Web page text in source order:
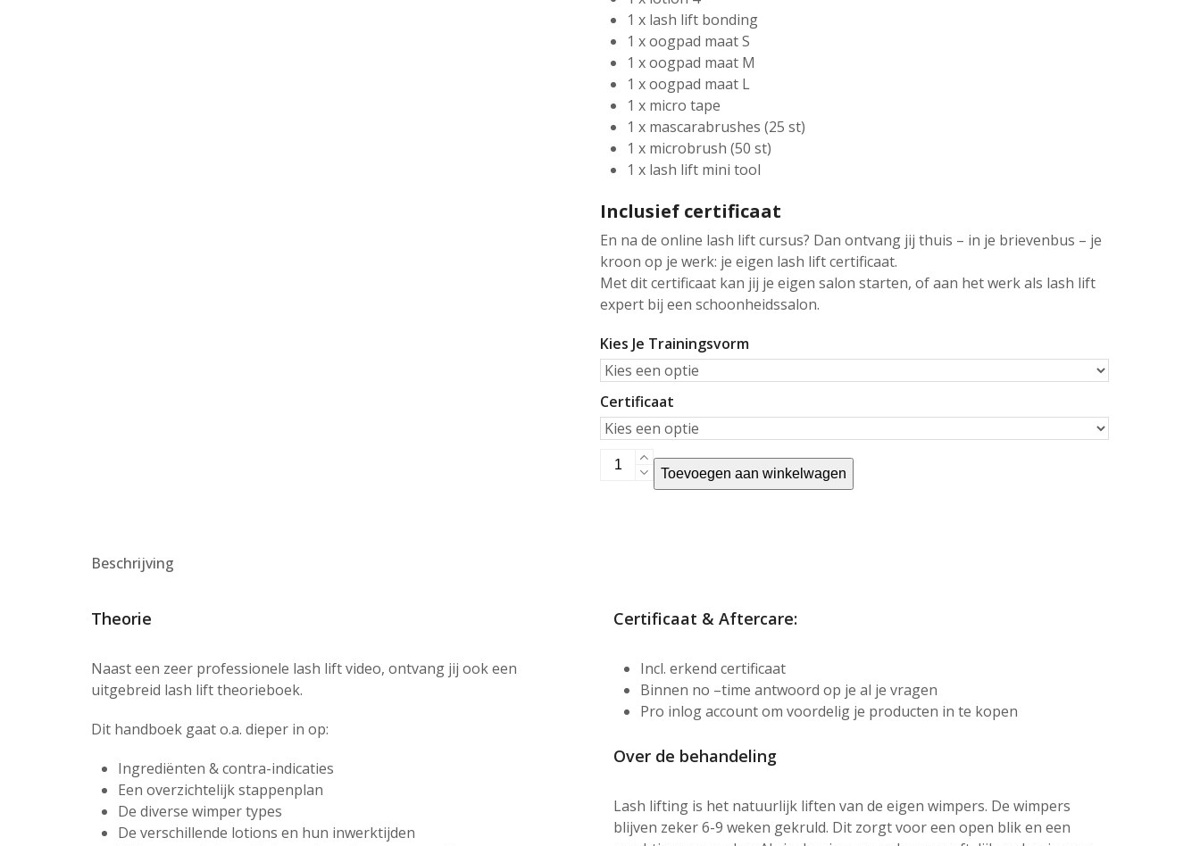
1 x lash lift bonding
1 x oogpad maat S
1 x oogpad maat M
1 x oogpad maat L
1 x micro tape
1 x mascarabrushes (25 st)
1 x microbrush (50 st)
1 x lash lift mini tool
Inclusief certificaat
En na de online lash lift cursus? Dan ontvang jij thuis – in je brievenbus – je
kroon op je werk: je eigen lash lift certificaat.
Met dit certificaat kan jij je eigen salon starten, of aan het werk als lash lift
expert bij een schoonheidssalon.
Kies Je Trainingsvorm
Certificaat
Online
Toevoegen aan winkelwagen
Beschrijving
Theorie
Naast een zeer professionele lash lift video, ontvang jij ook een
uitgebreid lash lift theorieboek.
Dit handboek gaat o.a. dieper in op:
Ingrediënten & contra-indicaties
Een overzichtelijk stappenplan
De diverse wimper types
De verschillende lotions en hun inwerktijden
Certificaat & Aftercare:
Incl. erkend certificaat
Binnen no –time antwoord op je al je vragen
Pro inlog account om voordelig je producten in te kopen
Over de behandeling
Lash lifting is het natuurlijk liften van de eigen wimpers. De wimpers
blijven zeker 6-9 weken gekruld. Dit zorgt voor een open blik en een